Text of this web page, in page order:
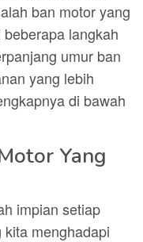
ban motor yang
langkah
umur ban
yang lebih
di bawah
Yang
impian setiap
menghadapi